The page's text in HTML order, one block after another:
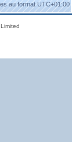
au formatUTC+01:00